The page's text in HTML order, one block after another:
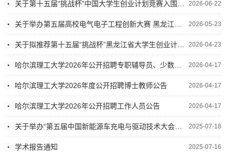
2026-06-22
2026-05-23
2026-04-23
2026-04-17
2026-04-17
哈尔滨理工大学2026年度公开招聘博士教师公告
2026-04-17
哈尔滨理工大学2026年公开招聘工作人员公告
2025-07-18
2025-07-16
学术报告通知